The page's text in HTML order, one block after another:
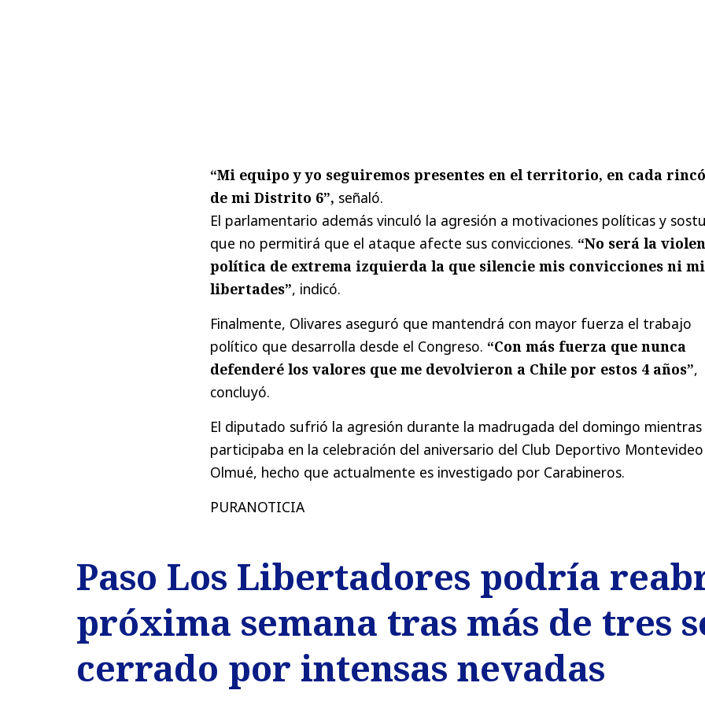
“Mi equipo y yo seguiremos presentes en el territorio, en cada
de mi Distrito 6”, señaló.
El parlamentario además vinculó la agresión a motivaciones políticas y
que no permitirá que el ataque afecte sus convicciones. “No será la
política de extrema izquierda la que silencie mis convicciones ni
libertades”, indicó.
Finalmente, Olivares aseguró que mantendrá con mayor fuerza el trabajo
político que desarrolla desde el Congreso. “Con más fuerza que nunca
defenderé los valores que me devolvieron a Chile por estos 4 años”,
concluyó.
El diputado sufrió la agresión durante la madrugada del domingo mientras
participaba en la celebración del aniversario del Club Deportivo
Olmué, hecho que actualmente es investigado por Carabineros.
PURANOTICIA
Paso Los Libertadores podría
próxima semana tras más de tres
cerrado por intensas nevadas